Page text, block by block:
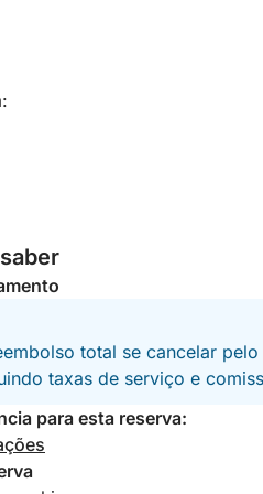
a bordo para que
ou apenas alguém que
e se conectar com os
está incluída para mantê-lo
um passeio turístico — é um
hoje mesmo e vivencie o
total se cancelar
taxas de serviço e
para esta reserva: